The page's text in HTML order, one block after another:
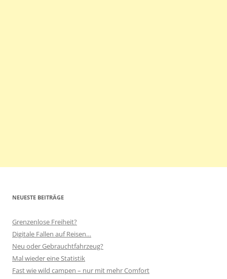
NEUESTE BEITRÄGE
Grenzenlose Freiheit?
Digitale Fallen auf Reisen…
Neu oder Gebrauchtfahrzeug?
Mal wieder eine Statistik
Fast wie wild campen – nur mit mehr Comfort